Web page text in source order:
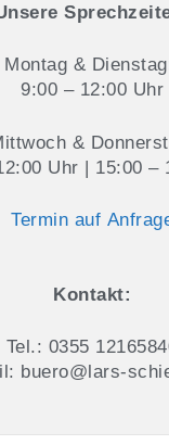
Montag &
9:00 – 12:00 Uhr
&
Uhr | 15:00 –
Termin auf
Kontakt:
Tel.: 0355
buero@lars-